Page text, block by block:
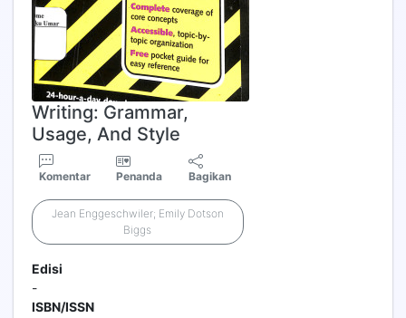
Writing: Grammar,
Usage, And Style
Komentar Penanda Bagikan
Jean Enggeschwiler; Emily Dotson
Biggs
Edisi
-
ISBN/ISSN